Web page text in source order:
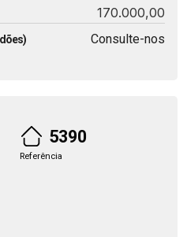
170.000,00
Consulte-nos
5390
Referência